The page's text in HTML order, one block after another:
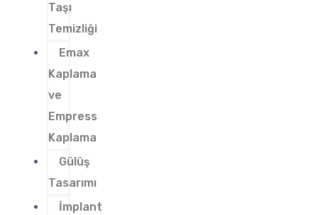
Taşı
Temizliği
Emax
Kaplama
ve
Empress
Kaplama
Gülüş
Tasarımı
İmplant